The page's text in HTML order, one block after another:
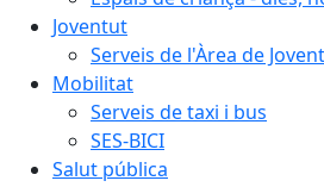
Joventut
Serveis de l'Àrea de
Mobilitat
Serveis de taxi i bus
SES-BICI
Salut pública